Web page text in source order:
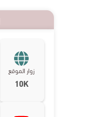
زوار الموقع
10K